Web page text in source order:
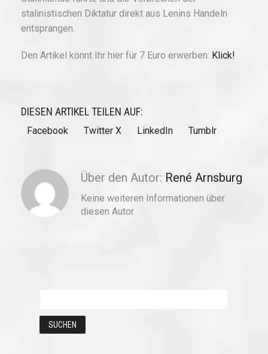
stalinistischen Diktatur direkt aus Lenins Handeln
entsprangen.
Den Artikel könnt Ihr hier für 7 Euro erwerben: Klick!
DIESEN ARTIKEL TEILEN AUF:
Facebook Twitter X LinkedIn Tumblr
Über den Autor: René Arnsburg
Keine weiteren Informationen über
diesen Autor.